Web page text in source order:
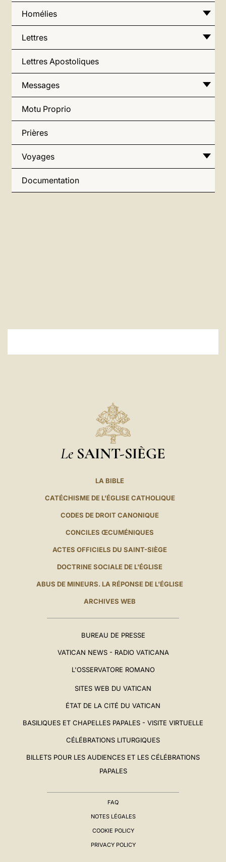
Homélies
Lettres
Lettres Apostoliques
Messages
Motu Proprio
Prières
Voyages
Documentation
Le SAINT-SIÈGE
LA BIBLE
CATÉCHISME DE L'ÉGLISE CATHOLIQUE
CODES DE DROIT CANONIQUE
CONCILES ŒCUMÉNIQUES
ACTES OFFICIELS DU SAINT-SIÈGE
DOCTRINE SOCIALE DE L'ÉGLISE
ABUS DE MINEURS. LA RÉPONSE DE L'ÉGLISE
ARCHIVES WEB
BUREAU DE PRESSE
VATICAN NEWS - RADIO VATICANA
L'OSSERVATORE ROMANO
SITES WEB DU VATICAN
ÉTAT DE LA CITÉ DU VATICAN
BASILIQUES ET CHAPELLES PAPALES - VISITE VIRTUELLE
CÉLÉBRATIONS LITURGIQUES
BILLETS POUR LES AUDIENCES ET LES CÉLÉBRATIONS
PAPALES
FAQ
NOTES LÉGALES
COOKIE POLICY
PRIVACY POLICY